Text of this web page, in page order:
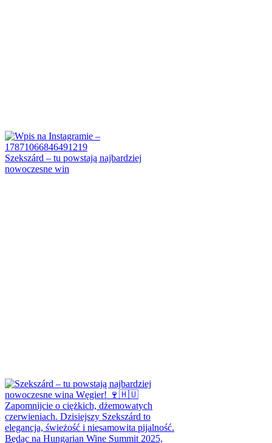
Szekszárd – tu powstają najbardziej
nowoczesne win